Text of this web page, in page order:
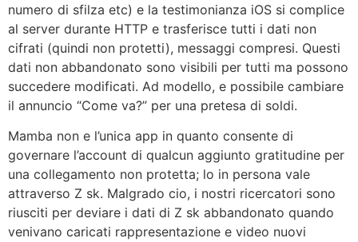
numero di sfilza etc) e la testimonianza iOS si complice
al server durante HTTP e trasferisce tutti i dati non
cifrati (quindi non protetti), messaggi compresi. Questi
dati non abbandonato sono visibili per tutti ma possono
succedere modificati. Ad modello, e possibile cambiare
il annuncio “Come va?” per una pretesa di soldi.
Mamba non e l’unica app in quanto consente di
governare l’account di qualcun aggiunto gratitudine per
una collegamento non protetta; lo in persona vale
attraverso Z sk. Malgrado cio, i nostri ricercatori sono
riusciti per deviare i dati di Z sk abbandonato quando
venivano caricati rappresentazione e video nuovi